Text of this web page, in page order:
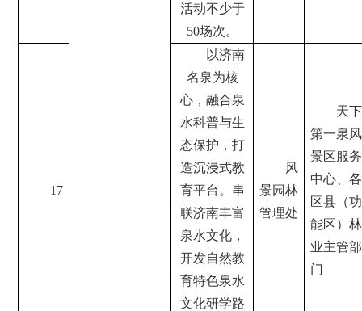
活动不少于
50场次。
17
以济南
名泉为核
心，融合泉
水科普与生
态保护，打
造沉浸式教
育平台。串
联济南丰富
泉水文化，
开发自然教
育特色泉水
文化研学路
风
景园林
管理处
天下
第一泉风
景区服务
中心、各
区县（功
能区）林
业主管部
门